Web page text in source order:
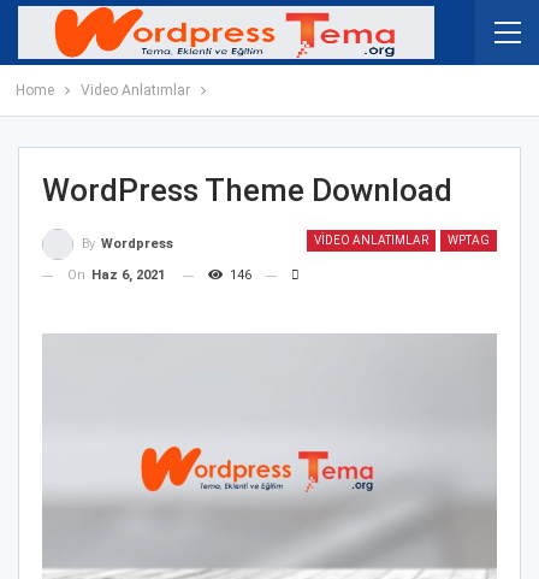
Home Video Anlatımlar
WordPress Theme Download
VIDEO ANLATIMLAR WPTAG
By Wordpress
On
Haz 6, 2021 146